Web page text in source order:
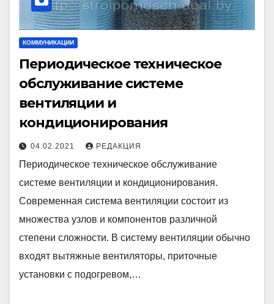
КОММУНИКАЦИИ
Периодическое техническое
обслуживание системе
вентиляции и
кондиционирования
04.02.2021 РЕДАКЦИЯ
Периодическое техническое обслуживание
системе вентиляции и кондиционирования.
Современная система вентиляции состоит из
множества узлов и компонентов различной
степени сложности. В систему вентиляции обычно
входят вытяжные вентиляторы, приточные
установки с подогревом,…